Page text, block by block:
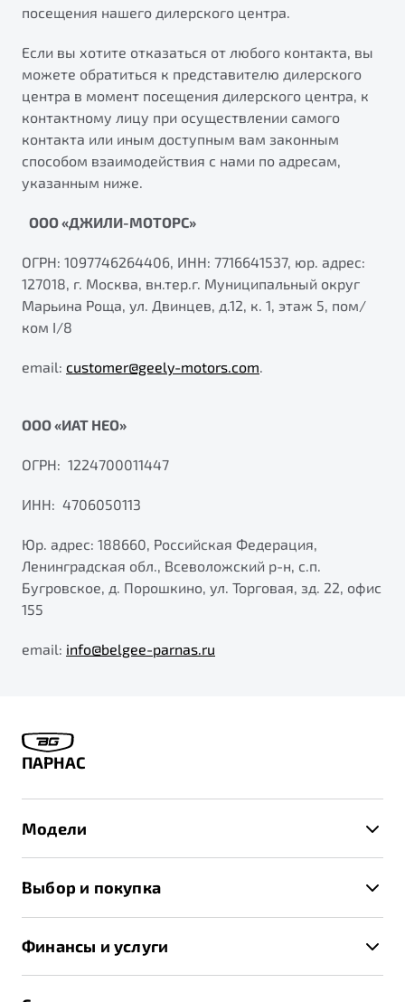
Универсальный кроссовер
от 2 499 990 ₽*
Обзор В наличии
Будьте еще более уверены на дорогах с программой
Преимущества программы
Запись на сервис
Клиентская поддержка
посещения нашего дилерского центра.
Если вы хотите отказаться от любого контакта, вы
можете обратиться к представителю дилерского
центра в момент посещения дилерского центра, к
контактному лицу при осуществлении самого
контакта или иным доступным вам законным
способом взаимодействия с нами по адресам,
указанным ниже.
ООО «ДЖИЛИ-МОТОРС»
ОГРН: 1097746264406, ИНН: 7716641537, юр. адрес:
127018, г. Москва, вн.тер.г. Муниципальный округ
Марьина Роща, ул. Двинцев, д.12, к. 1, этаж 5, пом/
ком I/8
email: customer@geely-motors.com.
ООО «ИАТ НЕО»
ОГРН: 1224700011447
ИНН: 4706050113
Юр. адрес: 188660, Российская Федерация,
Ленинградская обл., Всеволожский р-н, с.п.
Бугровское, д. Порошкино, ул. Торговая, зд. 22, офис
155
email: info@belgee-parnas.ru
ПАРНАС
Модели
X70
Выбор и покупка
Спецпредложения и Акции
Записаться на тест-драйв
Финансы и услуги